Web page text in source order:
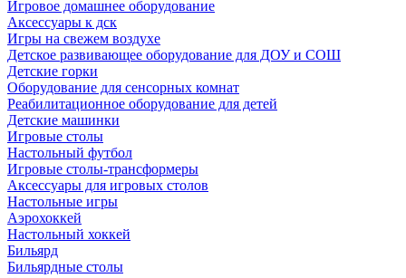
Игровое домашнее оборудование
Аксессуары к дск
Игры на свежем воздухе
Детское развивающее оборудование для ДОУ и СОШ
Детские горки
Оборудование для сенсорных комнат
Реабилитационное оборудование для детей
Детские машинки
Игровые столы
Настольный футбол
Игровые столы-трансформеры
Аксессуары для игровых столов
Настольные игры
Аэрохоккей
Настольный хоккей
Бильярд
Бильярдные столы